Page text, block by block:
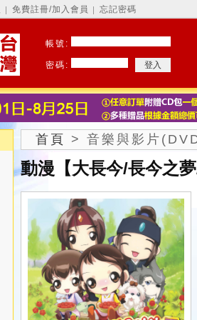
免費註冊/加入會員 忘記密碼
帳號:
密碼:
首頁 > 音樂與影片
動漫【大長今/長今之